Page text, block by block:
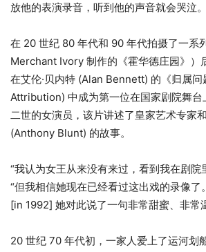
放他的表演录音，听到他的声音就会哭泣。
在 20 世纪 80 年代和 90 年代拍摄了一系
Merchant Ivory 制作的《霍华德庄园》）
在艾伦·贝内特 (Alan Bennett) 的《归属
Attribution) 中成为第一位在国家剧院舞台
二世的女演员，该片讲述了皇家艺术专家
(Anthony Blunt) 的故事。
“我认为女王从来没有来过，看到我在剧院
“但我相信她现在已经看过这出戏的录像了
[in 1992] 她对此说了一句非常甜蜜、非常
20 世纪 70 年代初，一家人爱上了运河划